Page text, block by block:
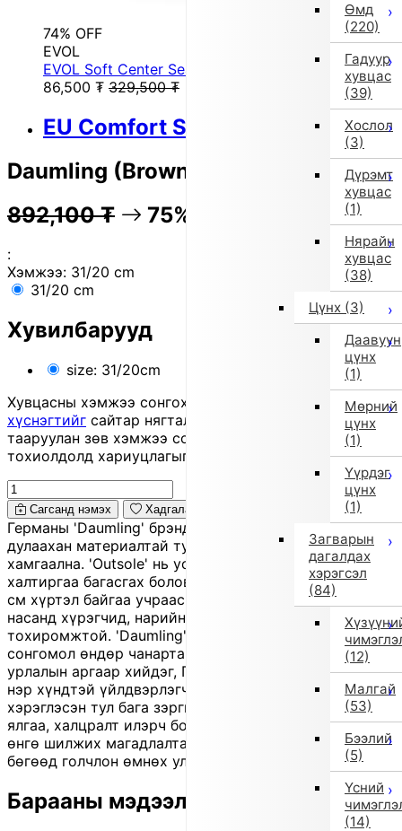
Өмд
(220)
Гадуур
хувцас
(39)
Хослол
(3)
Дүрэмт
хувцас
(1)
Нярайн
хувцас
(38)
Цүнх (3)
Даавуун
цүнх
(1)
Мөрний
цүнх
(1)
Үүрдэг
цүнх
(1)
Загварын
дагалдах
хэрэгсэл
(84)
(12)
Малгай
(53)
Бээлий
(5)
Үсний
(14)
74% OFF
EVOL
EVOL Soft Center Seam Boots IX5534 (Brown)
86,500 ₮ 329,500 ₮
EU Comfort Shoes
Daumling (Brown)
892,100 ₮ 75% OFF ₮
:
Хэмжээ: 31/20 cm
31/20 cm
Хувилбарууд
size: 31/20cm
Хувцасны хэмжээ сонгохдоо
хэмжээ сонгох
хүснэгтийг сайтар нягталж, биеийн хэмжээтэйгээ
тааруулан зөв хэмжээ сонгоно уу, хувцас таарахгүй
тохиолдолд хариуцлагыг захиалагч өөрөө хүлээнэ.
Сагсанд нэмэх Хадгалах
Германы 'Daumling' брэндийн 'boots'. Доторлогоо нь
дулаахан материалтай тул хөлийг хүйтнээс
хамгаална. 'Outsole' нь ус сайн гадагшлуулах,
халтиргаа багасгах боловсруулалттай. Хэмжээ нь 24
см хүртэл байгаа учраас жижиг хэмжээ хэрэгтэй
насанд хүрэгчид, нарийн хөлтэй хүмүүст
тохиромжтой. 'Daumling' нь 1912 онд байгуулагдсан,
сонгомол өндөр чанартай материал ашиглан гар
урлалын аргаар хийдэг, Германы хүүхдийн гутлын
нэр хүндтэй үйлдвэрлэгч юм. Байгалийн арьс
хэрэглэсэн тул бага зэргийн зураас, үрчлээс, өнгөний
ялгаа, халцралт илэрч болно. Чийг, бороонд норвол
өнгө шилжих магадлалтай. Энэ нь 'outlet' бараа
бөгөөд голчлон өмнөх улирлын шинэ үлдэгдэл юм.
Барааны мэдээлэл